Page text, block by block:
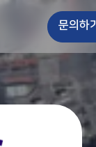
문의하